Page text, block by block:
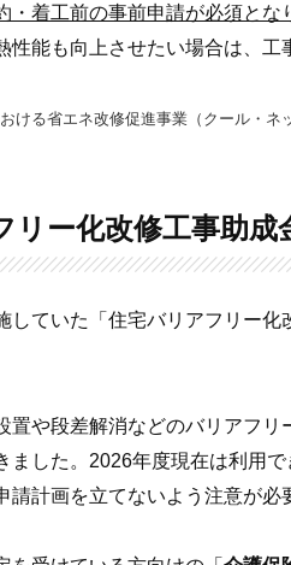
・着工前の事前申請が必須とな
性能も向上させたい場合は、
ける省エネ改修促進事業（クール・ネ
リー化改修工事助
していた「住宅バリアフリー化
置や段差解消などのバリアフ
ました。2026年度現在は利用
請計画を立てないよう注意が必